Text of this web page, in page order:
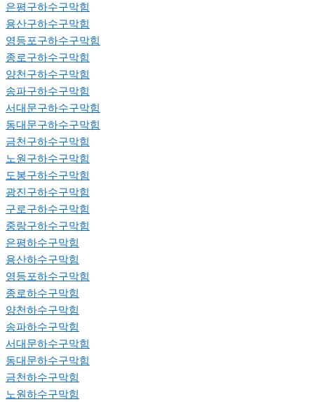
은평구하수구막힘
용산구하수구막힘
영등포구하수구막힘
종로구하수구막힘
양천구하수구막힘
송파구하수구막힘
서대문구하수구막힘
동대문구하수구막힘
금천구하수구막힘
노원구하수구막힘
도봉구하수구막힘
광진구하수구막힘
구로구하수구막힘
중랑구하수구막힘
은평하수구막힘
용산하수구막힘
영등포하수구막힘
종로하수구막힘
양천하수구막힘
송파하수구막힘
서대문하수구막힘
동대문하수구막힘
금천하수구막힘
노원하수구막힘